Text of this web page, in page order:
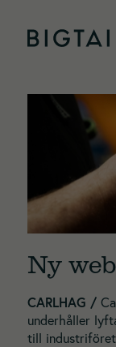
Ny
CARLHAG /
underhåller
till